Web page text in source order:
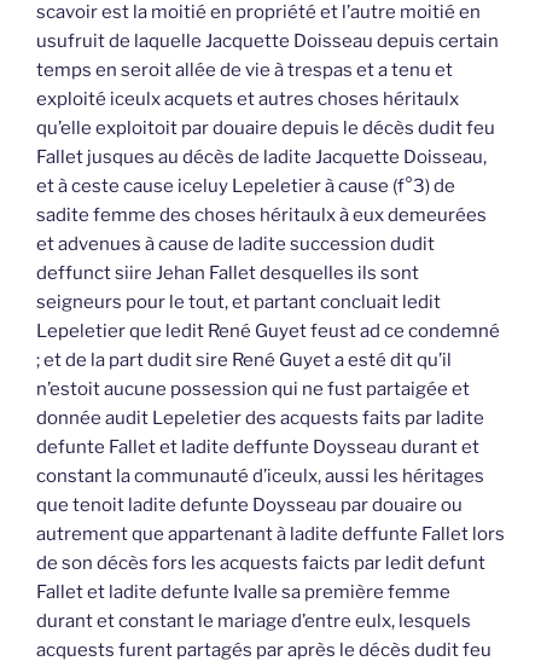
scavoir est la moitié en propriété et l’autre moitié en
usufruit de laquelle Jacquette Doisseau depuis certain
temps en seroit allée de vie à trespas et a tenu et
exploité iceulx acquets et autres choses héritaulx
qu’elle exploitoit par douaire depuis le décès dudit feu
Fallet jusques au décès de ladite Jacquette Doisseau,
et à ceste cause iceluy Lepeletier à cause (f°3) de
sadite femme des choses héritaulx à eux demeurées
et advenues à cause de ladite succession dudit
deffunct siire Jehan Fallet desquelles ils sont
seigneurs pour le tout, et partant concluait ledit
Lepeletier que ledit René Guyet feust ad ce condemné
; et de la part dudit sire René Guyet a esté dit qu’il
n’estoit aucune possession qui ne fust partaigée et
donnée audit Lepeletier des acquests faits par ladite
defunte Fallet et ladite deffunte Doysseau durant et
constant la communauté d’iceulx, aussi les héritages
que tenoit ladite defunte Doysseau par douaire ou
autrement que appartenant à ladite deffunte Fallet lors
de son décès fors les acquests faicts par ledit defunt
Fallet et ladite defunte Ivalle sa première femme
durant et constant le mariage d’entre eulx, lesquels
acquests furent partagés par après le décès dudit feu